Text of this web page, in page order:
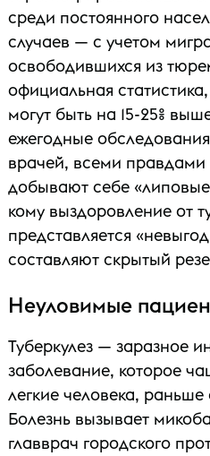
среди постоянного
случаев — с учетом
освободившихся из
официальная
могут быть на 15-25%
ежегодные
врачей, всеми
добывают себе
кому выздоровление от
представляется
составляют скрытый
Неуловимые
Туберкулез — заразное
заболевание, которое
легкие человека, раньше
Болезнь вызывает
главврач городского